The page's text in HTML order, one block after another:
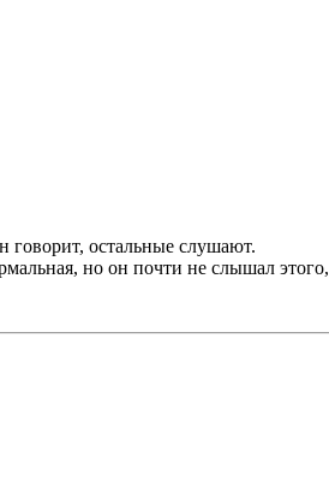
остальные слушают.
но он почти не слышал этого,